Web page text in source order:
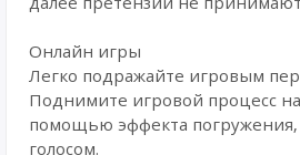
Онлайн игры
Легко подражайте игровым
Поднимите игровой процесс
помощью эффекта погружения,
голосом.